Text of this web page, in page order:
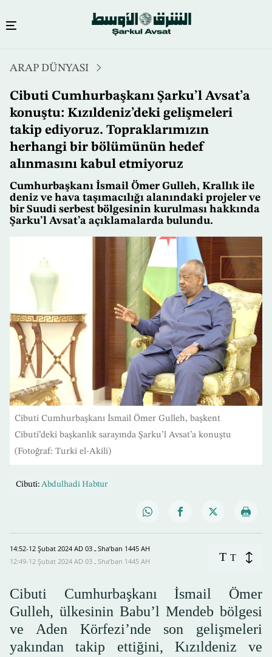
atla
ARAP DÜNYASI
Cibuti Cumhurbaşkanı Şarku’l Avsat’a
konuştu: Kızıldeniz’deki gelişmeleri
takip ediyoruz. Topraklarımızın
herhangi bir bölümünün hedef
alınmasını kabul etmiyoruz
Cumhurbaşkanı İsmail Ömer Gulleh, Krallık ile
deniz ve hava taşımacılığı alanındaki projeler ve
bir Suudi serbest bölgesinin kurulması hakkında
Şarku’l Avsat’a açıklamalarda bulundu.
Cibuti Cumhurbaşkanı İsmail Ömer Gulleh, başkent
Cibuti’deki başkanlık sarayında Şarku’l Avsat’a konuştu
(Fotoğraf: Turki el-Akili)
Cibuti: Abdulhadi Habtur
14:52-12 Şubat 2024 AD ـ 03 Sha’ban 1445 AH
12:49-12 Şubat 2024 AD ـ 03 Sha’ban 1445 AH
T T
Cibuti Cumhurbaşkanı İsmail Ömer
Gulleh, ülkesinin Babu’l Mendeb bölgesi
ve Aden Körfezi’nde son gelişmeleri
yakından takip ettiğini, Kızıldeniz ve